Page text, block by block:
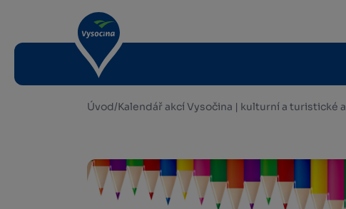
Úvod/Kalendář akcí Vysočina | kulturní a turistické